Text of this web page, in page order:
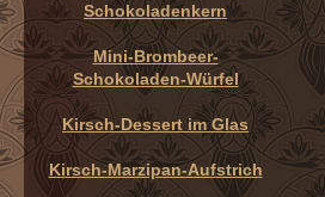
Schokoladenkern
Mini-Brombeer-
Schokoladen-Würfel
Kirsch-Dessert im Glas
Kirsch-Marzipan-Aufstrich